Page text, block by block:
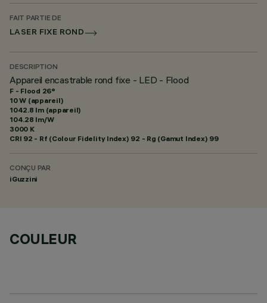
FAIT PARTIE DE
LASER FIXE ROND
DESCRIPTION
Appareil encastrable rond fixe - LED - Flood
F - Flood 26°
10 W (appareil)
1042.8 lm (appareil)
104.28 lm/W
3000 K
CRI 92 - Rf (Colour Fidelity Index) 92 - Rg (Gamut Index) 99
CONÇU PAR
iGuzzini
COULEUR